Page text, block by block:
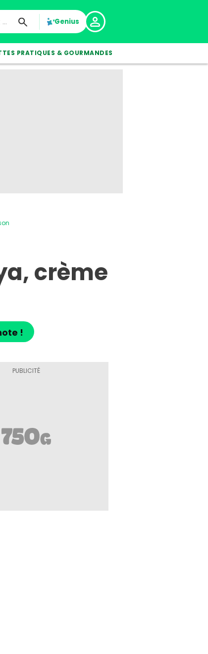
Genius
PRATIQUES & GOURMANDES
crème
!